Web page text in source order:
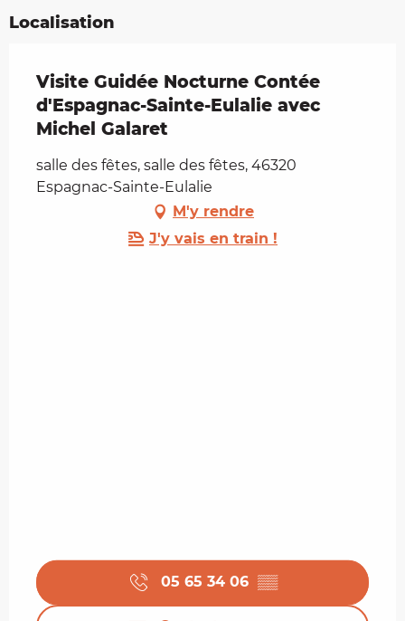
Localisation
Visite Guidée Nocturne Contée
d'Espagnac-Sainte-Eulalie avec
Michel Galaret
salle des fêtes, salle des fêtes, 46320
Espagnac-Sainte-Eulalie
M'y rendre
J'y vais en train !
05 65 34 06 ▒▒